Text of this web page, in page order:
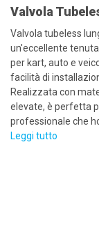
Valvola
Valvola tubeless
un'eccellente
per kart, auto e
facilità di
Realizzata con
elevate, è perfetta
professionale che
Leggi tutto